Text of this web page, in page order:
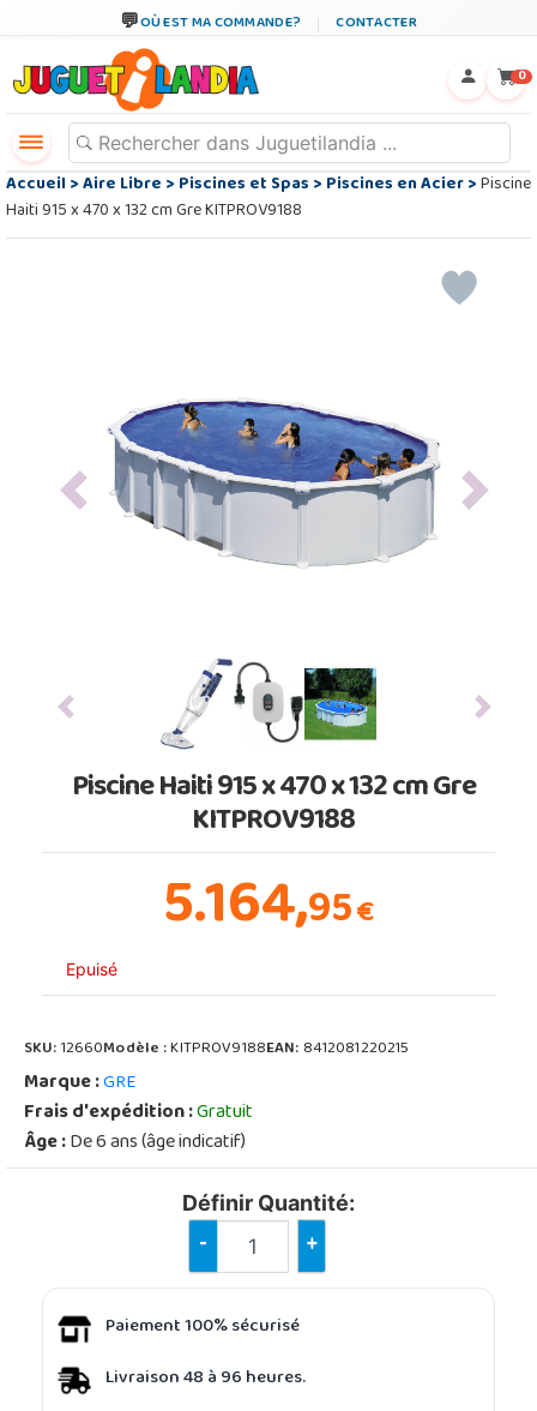
OÙ EST MA COMMANDE? CONTACTER
0
Accueil>Aire Libre>Piscines et Spas>Piscines en Acier>Piscine
Haiti 915 x 470 x 132 cm Gre KITPROV9188
Previous Next
Previous Next
Piscine Haiti 915 x 470 x 132 cm Gre
KITPROV9188
5.164,95€
Epuisé
SKU:12660Modèle :KITPROV9188EAN:8412081220215
Marque :GRE
Frais d'expédition :Gratuit
Âge :De 6 ans (âge indicatif)
Définir Quantité:
- +
Paiement 100% sécurisé
Livraison 48 à 96 heures.